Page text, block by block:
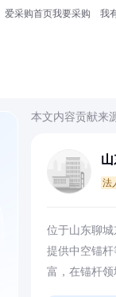
爱采购首页我要采购 我
本文内容贡献来
法
位于山东聊城
提供中空锚
富，在锚杆领